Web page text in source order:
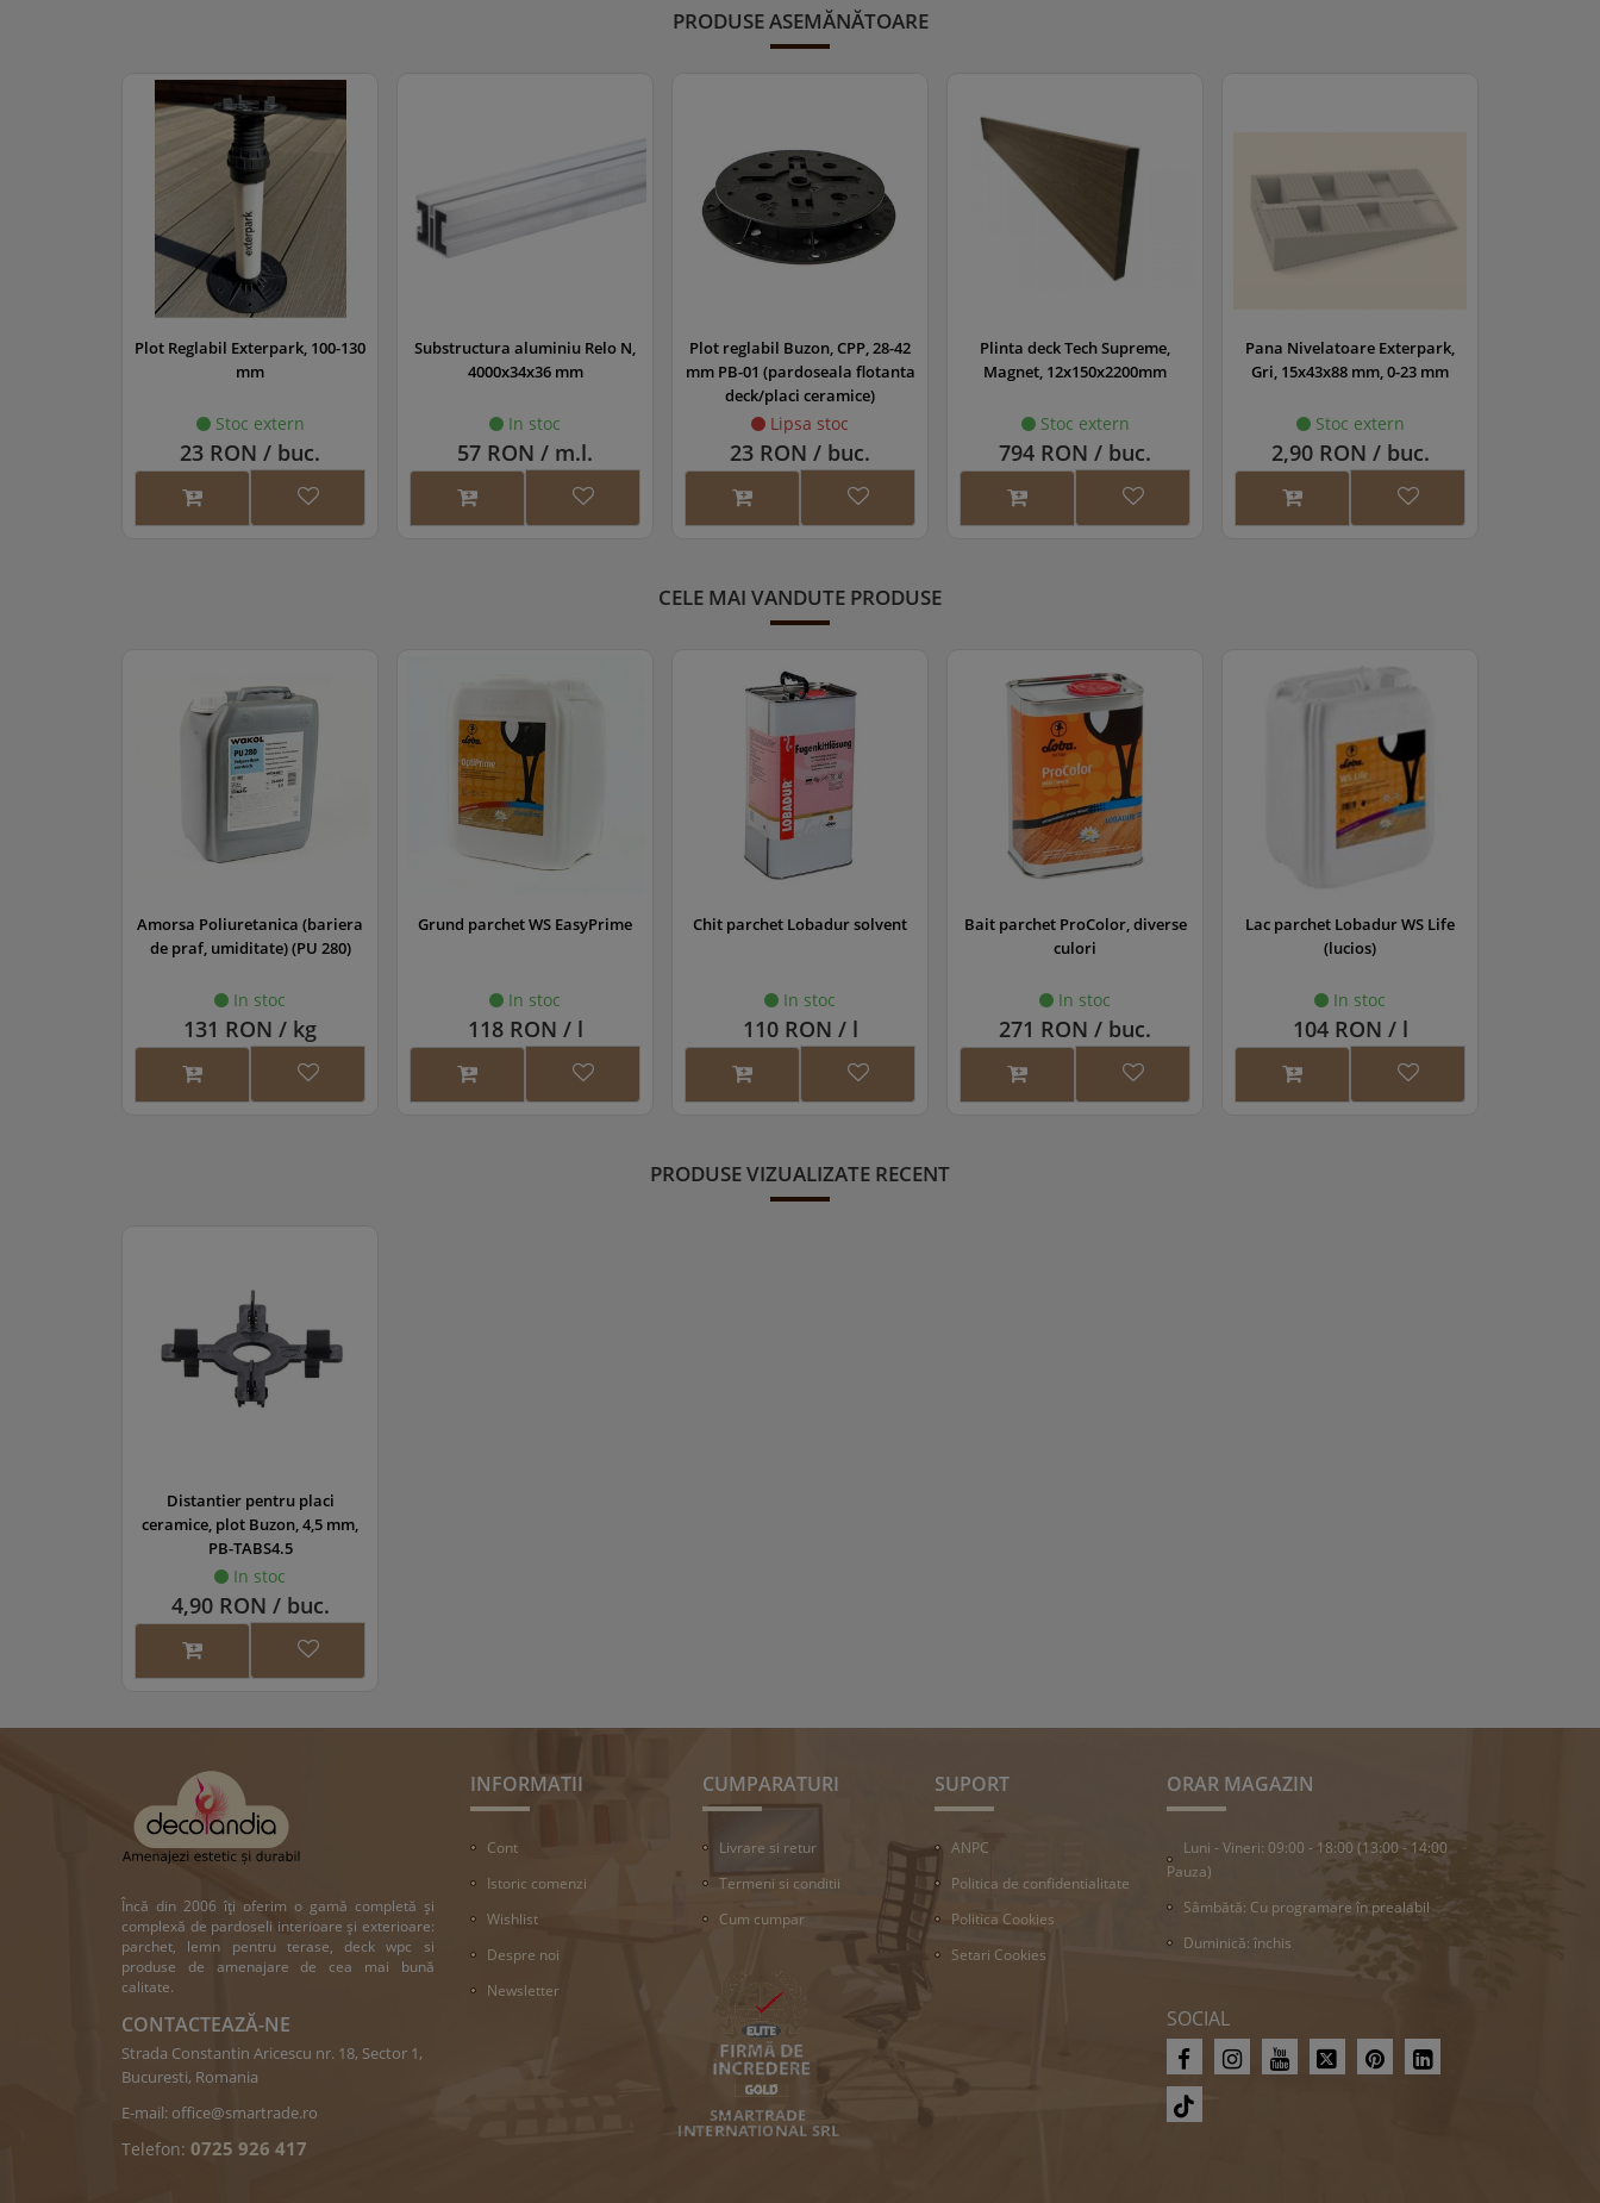
PRODUSE ASEMĂNĂTOARE
Plot Reglabil Exterpark, 100-130
mm
Stoc extern
23 RON / buc.
Substructura aluminiu Relo N,
4000x34x36 mm
In stoc
57 RON / m.l.
Plot reglabil Buzon, CPP, 28-42
mm PB-01 (pardoseala flotanta
deck/placi ceramice)
Lipsa stoc
23 RON / buc.
Plinta deck Tech Supreme,
Magnet, 12x150x2200mm
Stoc extern
794 RON / buc.
Pana Nivelatoare Exterpark,
Gri, 15x43x88 mm, 0-23 mm
Stoc extern
2,90 RON / buc.
CELE MAI VANDUTE PRODUSE
Amorsa Poliuretanica (bariera
de praf, umiditate) (PU 280)
In stoc
131 RON / kg
Grund parchet WS EasyPrime
In stoc
118 RON / l
Chit parchet Lobadur solvent
In stoc
110 RON / l
Bait parchet ProColor, diverse
culori
In stoc
271 RON / buc.
Lac parchet Lobadur WS Life
(lucios)
In stoc
104 RON / l
PRODUSE VIZUALIZATE RECENT
Distantier pentru placi
ceramice, plot Buzon, 4,5 mm,
PB-TABS4.5
In stoc
4,90 RON / buc.
Încă din 2006 îți oferim o gamă completă și
complexă de pardoseli interioare și exterioare:
parchet, lemn pentru terase, deck wpc si
produse de amenajare de cea mai bună
calitate.
CONTACTEAZĂ-NE
Strada Constantin Aricescu nr. 18, Sector 1,
Bucuresti, Romania
E-mail: office@smartrade.ro
Telefon: 0725 926 417
INFORMATII
Cont
Istoric comenzi
Wishlist
Despre noi
Newsletter
CUMPARATURI
Livrare si retur
Termeni si conditii
Cum cumpar
SUPORT
ANPC
Politica de confidentialitate
Politica Cookies
Setari Cookies
ORAR MAGAZIN
Luni - Vineri: 09:00 - 18:00 (13:00 - 14:00
Pauza)
Sâmbătă: Cu programare în prealabil
Duminică: închis
SOCIAL